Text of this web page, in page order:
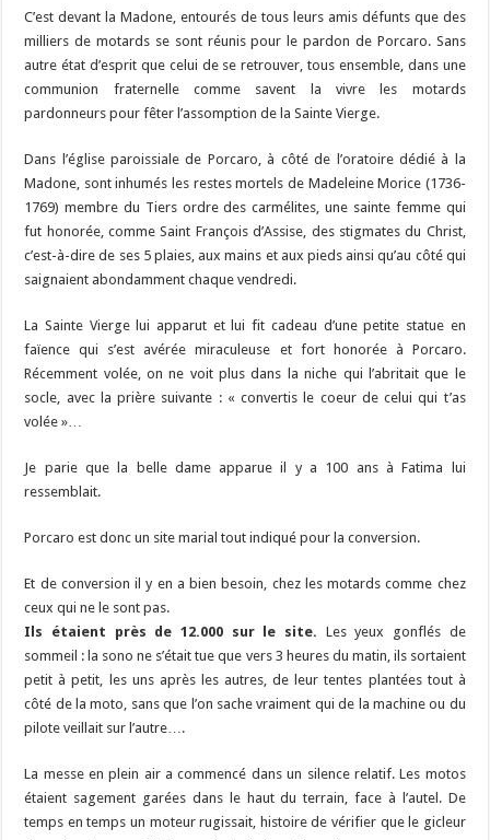
C’est devant la Madone, entourés de tous leurs amis défunts que des
milliers de motards se sont réunis pour le pardon de Porcaro. Sans
autre état d’esprit que celui de se retrouver, tous ensemble, dans une
communion fraternelle comme savent la vivre les motards
pardonneurs pour fêter l’assomption de la Sainte Vierge.
Dans l’église paroissiale de Porcaro, à côté de l’oratoire dédié à la
Madone, sont inhumés les restes mortels de Madeleine Morice (1736-
1769) membre du Tiers ordre des carmélites, une sainte femme qui
fut honorée, comme Saint François d’Assise, des stigmates du Christ,
c’est-à-dire de ses 5 plaies, aux mains et aux pieds ainsi qu’au côté qui
saignaient abondamment chaque vendredi.
La Sainte Vierge lui apparut et lui fit cadeau d’une petite statue en
faïence qui s’est avérée miraculeuse et fort honorée à Porcaro.
Récemment volée, on ne voit plus dans la niche qui l’abritait que le
socle, avec la prière suivante : « convertis le coeur de celui qui t’as
volée »…
Je parie que la belle dame apparue il y a 100 ans à Fatima lui
ressemblait.
Porcaro est donc un site marial tout indiqué pour la conversion.
Et de conversion il y en a bien besoin, chez les motards comme chez
ceux qui ne le sont pas.
Ils étaient près de 12.000 sur le site. Les yeux gonflés de
sommeil : la sono ne s’était tue que vers 3 heures du matin, ils sortaient
petit à petit, les uns après les autres, de leur tentes plantées tout à
côté de la moto, sans que l’on sache vraiment qui de la machine ou du
pilote veillait sur l’autre….
La messe en plein air a commencé dans un silence relatif. Les motos
étaient sagement garées dans le haut du terrain, face à l’autel. De
temps en temps un moteur rugissait, histoire de vérifier que le gicleur